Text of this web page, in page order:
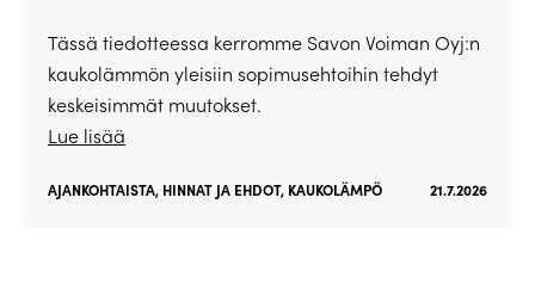
Tässä tiedotteessa kerromme Savon Voiman Oyj:n
kaukolämmön yleisiin sopimusehtoihin tehdyt
keskeisimmät muutokset.
Lue lisää
AJANKOHTAISTA, HINNAT JA EHDOT, KAUKOLÄMPÖ 21.7.2026